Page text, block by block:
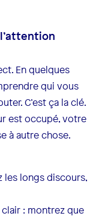
En quelques
qui vous
C’est ça la clé.
est occupé, votre
à autre chose.
les longs discours,
: montrez que